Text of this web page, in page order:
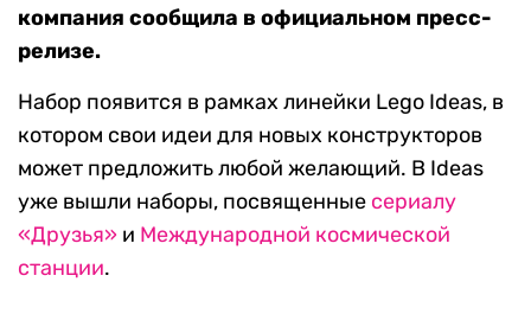
компания сообщила в официальном пресс-
релизе.
Набор появится в рамках линейки Lego Ideas, в
котором свои идеи для новых конструкторов
может предложить любой желающий. В Ideas
уже вышли наборы, посвященные сериалу
«Друзья» и Международной космической
станции.